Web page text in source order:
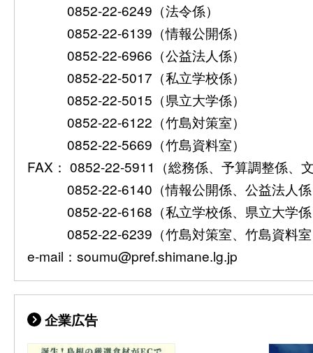
0852-22-6249（法令係）
0852-22-6139（情報公開係）
0852-22-6966（公益法人係）
0852-22-5017（私立学校係）
0852-22-5015（県立大学係）
0852-22-6122（竹島対策室）
0852-22-5669（竹島資料室）
FAX： 0852-22-5911（総務係、予算調整係、
0852-22-6140（情報公開係、公益法人
0852-22-6168（私立学校係、県立大学
0852-22-6239（竹島対策室、竹島資料
e-mail：soumu@pref.shimane.lg.jp
企業広告